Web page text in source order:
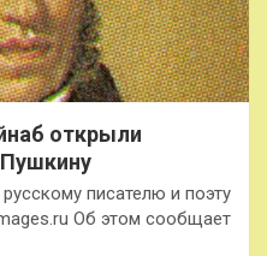
открыли
писателю и поэту
Об этом сообщает